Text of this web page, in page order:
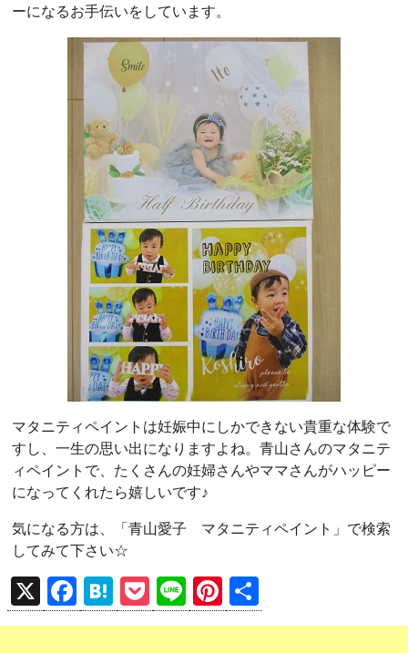
ーになるお手伝いをしています。
マタニティペイントは妊娠中にしかできない貴重な体験で
すし、一生の思い出になりますよね。青山さんのマタニテ
ィペイントで、たくさんの妊婦さんやママさんがハッピー
になってくれたら嬉しいです♪
気になる方は、「青山愛子 マタニティペイント」で検索
してみて下さい☆
X
F
a
H
at
P
o
Li
n
Pi
nt 有